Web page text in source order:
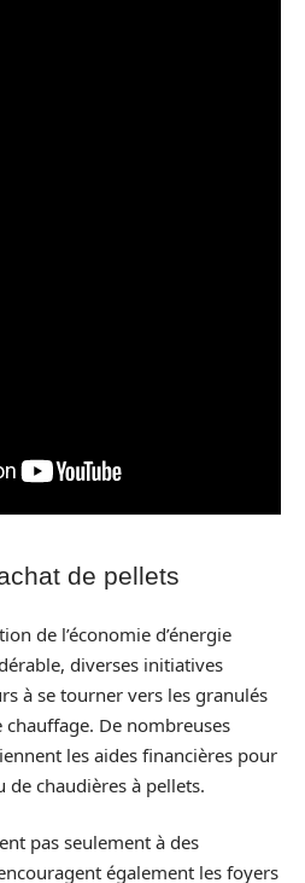
de pellets
de l’économie d’énergie
diverses initiatives
à se tourner vers les granulés
De nombreuses
les aides financières pour
de chaudières à pellets.
pas seulement à des
également les foyers